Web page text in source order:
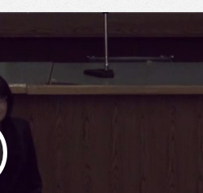
Воспроизвести